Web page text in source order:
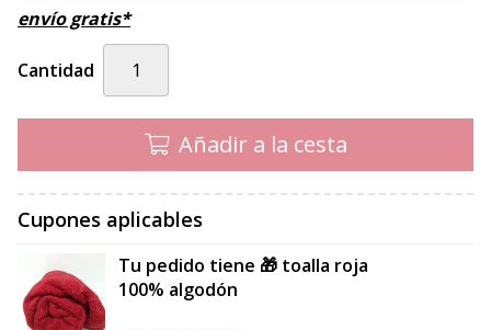
envío gratis*
Cantidad
Añadir a la cesta
Cupones aplicables
Tu pedido tiene 🎁 toalla roja
100% algodón